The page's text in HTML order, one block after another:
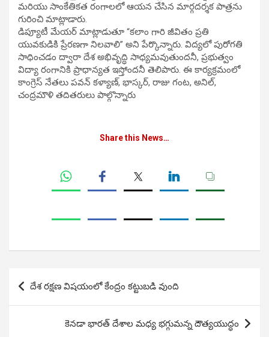
మరియు సాంకేతికత రంగాలలో ఆయన చేసిన మార్గదర్శక పాత్రను
గురించి మాట్లాడారు.
డిప్యూటీ మేయర్ మాట్లాడుతూ “కలాం గారి జీవితం ప్రతి
యువకుడికి ప్రేరణగా నిలవాలి” అని పేర్కొన్నారు. విద్యలో పురోగతి
సాధించడం ద్వారా దేశ అభివృద్ధి సాధ్యమవుతుందనీ, ప్రభుత్వం
విద్యా రంగానికి ప్రాధాన్యత ఇస్తోందనీ తెలిపారు. ఈ కార్యక్రమంలో
కాంగ్రెస్ నేతలు పవన్ కళ్యాణ్, భాస్కర్, రాజు గంట, అనిల్,
చంద్రమౌళి తదితరులు పాల్గొన్నారు
Share this News…
Post
navigation
దేశ రక్షణ విషయంలో కేంద్రం కట్టుబడి వుంది
కెనడా భారత్ దేశాల మధ్య భగ్గుమన్న దౌత్యయుద్ధం